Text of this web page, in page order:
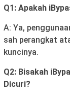
Q1: Apakah
A: Ya,
sah perangkat
kuncinya.
Q2: Bisakah
Dicuri?